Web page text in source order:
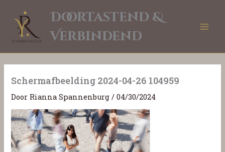
naar
inhoud
Doortastend &
Verbindend
Schermafbeelding 2024-04-26 104959
Door Rianna Spannenburg/04/30/2024